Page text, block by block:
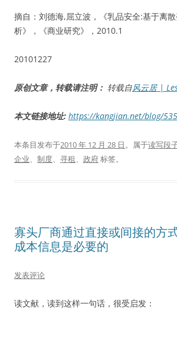
摘自：刘德海,屈立波，《乳品安全:基于离
析》，《商业研究》，2010.1
20101227
原创文章，转载请注明： 转载自风云居 |
本文链接地址: https://kangjian.net/blog/
本条目发布于2010 年 12 月 28 日。属于读写段
企业、 制度、 寻租、 政府标签。
寡头厂商通过直接或间接的方
成本信息是必要的
发表评论
读文献，读到这样一句话，很受启发：